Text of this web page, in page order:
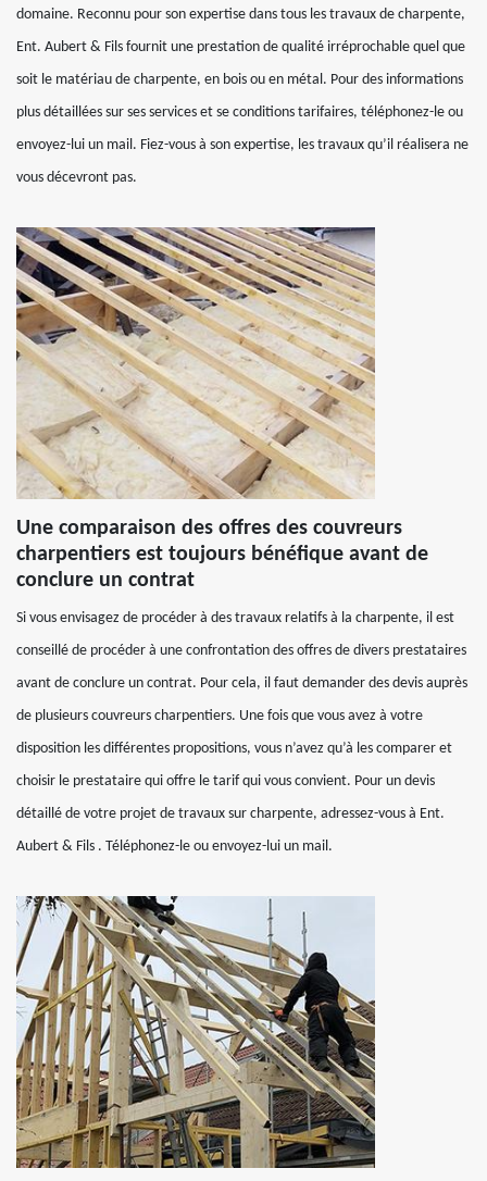
domaine. Reconnu pour son expertise dans tous les travaux de charpente,
Ent. Aubert & Fils fournit une prestation de qualité irréprochable quel que
soit le matériau de charpente, en bois ou en métal. Pour des informations
plus détaillées sur ses services et se conditions tarifaires, téléphonez-le ou
envoyez-lui un mail. Fiez-vous à son expertise, les travaux qu’il réalisera ne
vous décevront pas.
Une comparaison des offres des couvreurs
charpentiers est toujours bénéfique avant de
conclure un contrat
Si vous envisagez de procéder à des travaux relatifs à la charpente, il est
conseillé de procéder à une confrontation des offres de divers prestataires
avant de conclure un contrat. Pour cela, il faut demander des devis auprès
de plusieurs couvreurs charpentiers. Une fois que vous avez à votre
disposition les différentes propositions, vous n’avez qu’à les comparer et
choisir le prestataire qui offre le tarif qui vous convient. Pour un devis
détaillé de votre projet de travaux sur charpente, adressez-vous à Ent.
Aubert & Fils . Téléphonez-le ou envoyez-lui un mail.